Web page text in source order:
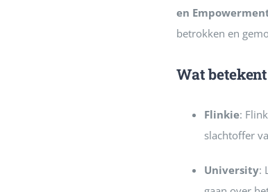
en
betrokken en
Wat
Flinkie:
slachtoffer
University: